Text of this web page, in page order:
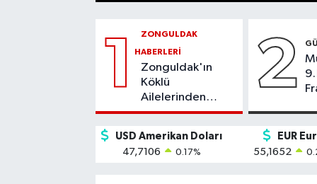
1 ZONGULDAK
HABERLERI
Zonguldak'ın
Köklü
Ailelerinden
Tanyeri Ailesinin
Tanyeri Hayatını
Kaybetti
2
USD Amerikan Doları
47,7106
0.17%
EUR
55,1652